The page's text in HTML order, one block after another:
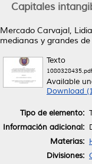
Capitales
Mercado Carvajal,
medianas y grandes
Texto
1080328435.pdf
Available
Download
Tipo de elemento:
Información adicional:
Materias:
Divisiones: